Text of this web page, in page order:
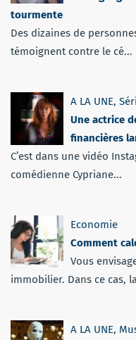
tourmente
Des dizaines de
témoignent contre le cé...
A LA UNE,
Une actrice
financières
C’est dans une vidéo
comédienne Cypriane...
Economie
Comment
Vous
immobilier. Dans ce cas,
A LA UNE,